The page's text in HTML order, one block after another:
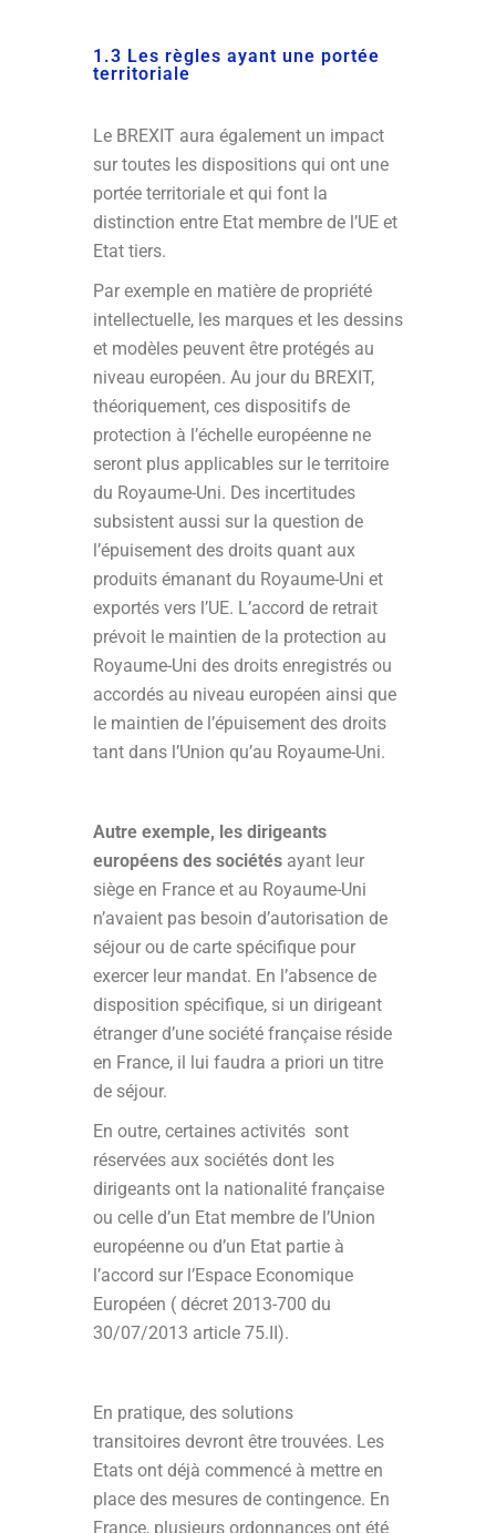
1.3 Les règles ayant une portée
territoriale
Le BREXIT aura également un impact
sur toutes les dispositions qui ont une
portée territoriale et qui font la
distinction entre Etat membre de l’UE et
Etat tiers.
Par exemple en matière de propriété
intellectuelle, les marques et les dessins
et modèles peuvent être protégés au
niveau européen. Au jour du BREXIT,
théoriquement, ces dispositifs de
protection à l’échelle européenne ne
seront plus applicables sur le territoire
du Royaume-Uni. Des incertitudes
subsistent aussi sur la question de
l’épuisement des droits quant aux
produits émanant du Royaume-Uni et
exportés vers l’UE. L’accord de retrait
prévoit le maintien de la protection au
Royaume-Uni des droits enregistrés ou
accordés au niveau européen ainsi que
le maintien de l’épuisement des droits
tant dans l’Union qu’au Royaume-Uni.
Autre exemple, les dirigeants
européens des sociétés ayant leur
siège en France et au Royaume-Uni
n’avaient pas besoin d’autorisation de
séjour ou de carte spécifique pour
exercer leur mandat. En l’absence de
disposition spécifique, si un dirigeant
étranger d’une société française réside
en France, il lui faudra a priori un titre
de séjour.
En outre, certaines activités sont
réservées aux sociétés dont les
dirigeants ont la nationalité française
ou celle d’un Etat membre de l’Union
européenne ou d’un Etat partie à
l’accord sur l’Espace Economique
Européen ( décret 2013-700 du
30/07/2013 article 75.II).
En pratique, des solutions
transitoires devront être trouvées. Les
Etats ont déjà commencé à mettre en
place des mesures de contingence. En
France, plusieurs ordonnances ont été